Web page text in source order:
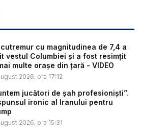
cutremur cu magnitudinea de 7,4 a
vestul Columbiei și a fost resimțit
multe orașe din țară - VIDEO
2026, ora 17:12
jucători de șah profesioniști”.
ironic al Iranului pentru
2026, ora 15:31